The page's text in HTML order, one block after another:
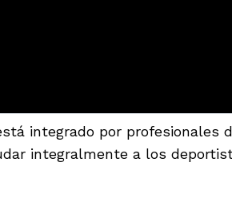
integrado por profesionales
integralmente a los